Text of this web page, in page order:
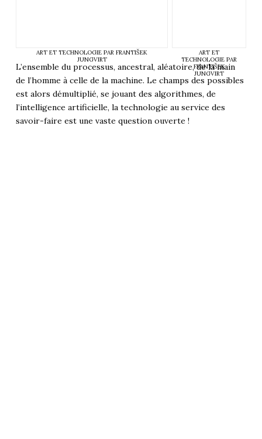
ART ET TECHNOLOGIE PAR FRANTIŠEK
JUNGVIRT
ART ET
TECHNOLOGIE PAR
FRANTIŠEK
JUNGVIRT
L’ensemble du processus, ancestral, aléatoire, de la main
de l’homme à celle de la machine. Le champs des possibles
est alors démultiplié, se jouant des algorithmes, de
l’intelligence artificielle, la technologie au service des
savoir-faire est une vaste question ouverte !